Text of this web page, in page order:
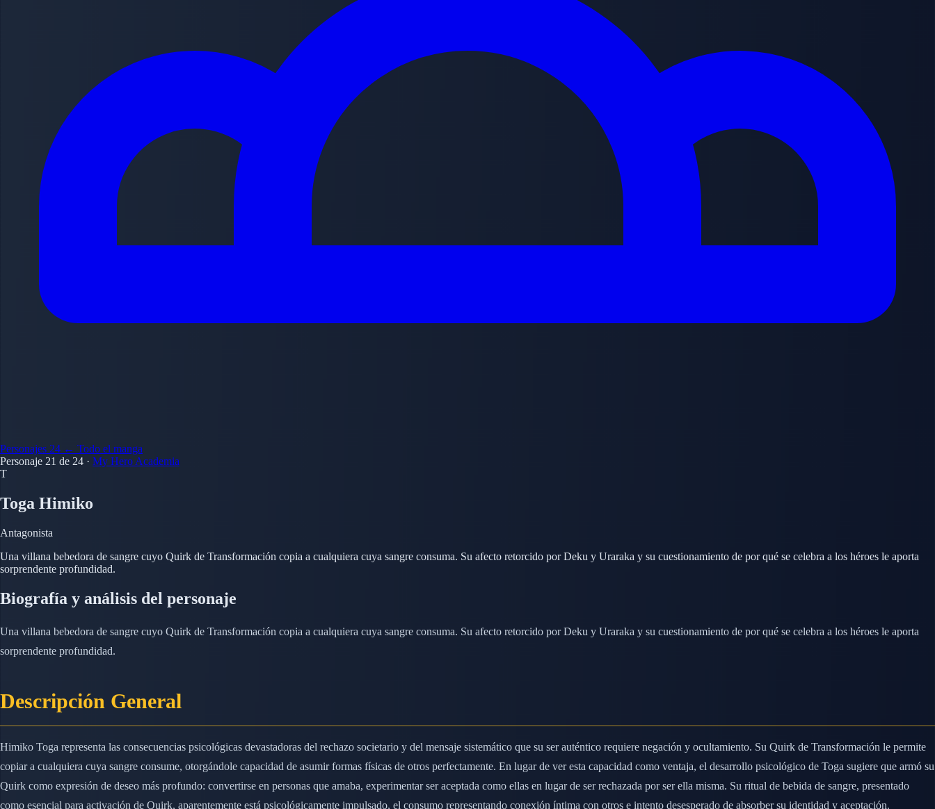
Personajes 24 ← Todo el manga
Personaje 21 de 24 · My Hero Academia
T
Toga Himiko
Antagonista
Una villana bebedora de sangre cuyo Quirk de Transformación copia a cualquiera cuya sangre consuma. Su afecto retorcido por Deku y Uraraka y su cuestionamiento de por qué se celebra a los héroes le aporta
sorprendente profundidad.
Biografía y análisis del personaje
Una villana bebedora de sangre cuyo Quirk de Transformación copia a cualquiera cuya sangre consuma. Su afecto retorcido por Deku y Uraraka y su cuestionamiento de por qué se celebra a los héroes le aporta
sorprendente profundidad.
Descripción General
Himiko Toga representa las consecuencias psicológicas devastadoras del rechazo societario y del mensaje sistemático que su ser auténtico requiere negación y ocultamiento. Su Quirk de Transformación le permite
copiar a cualquiera cuya sangre consume, otorgándole capacidad de asumir formas físicas de otros perfectamente. En lugar de ver esta capacidad como ventaja, el desarrollo psicológico de Toga sugiere que armó su
Quirk como expresión de deseo más profundo: convertirse en personas que amaba, experimentar ser aceptada como ellas en lugar de ser rechazada por ser ella misma. Su ritual de bebida de sangre, presentado
como esencial para activación de Quirk, aparentemente está psicológicamente impulsado, el consumo representando conexión íntima con otros e intento desesperado de absorber su identidad y aceptación.